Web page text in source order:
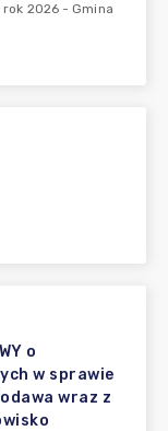
2026 - Gmina
o
w sprawie
wraz z